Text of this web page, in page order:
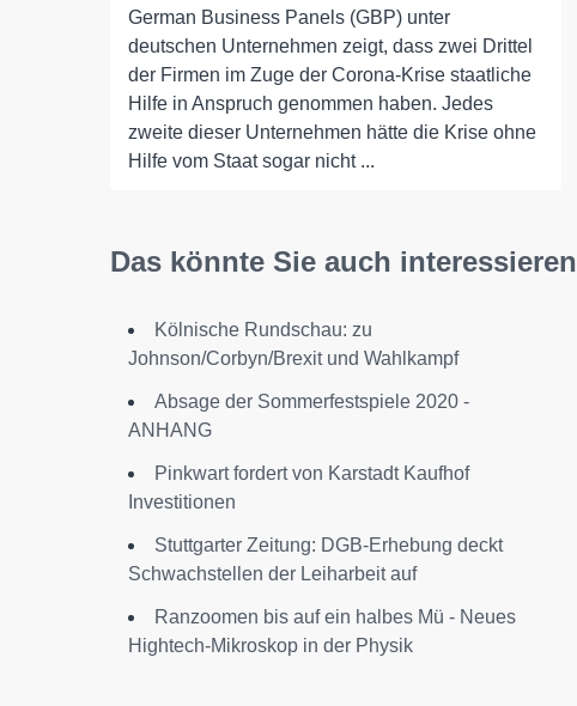
German Business Panels (GBP) unter
deutschen Unternehmen zeigt, dass zwei Drittel
der Firmen im Zuge der Corona-Krise staatliche
Hilfe in Anspruch genommen haben. Jedes
zweite dieser Unternehmen hätte die Krise ohne
Hilfe vom Staat sogar nicht ...
Das könnte Sie auch interessieren
Kölnische Rundschau: zu
Johnson/Corbyn/Brexit und Wahlkampf
Absage der Sommerfestspiele 2020 -
ANHANG
Pinkwart fordert von Karstadt Kaufhof
Investitionen
Stuttgarter Zeitung: DGB-Erhebung deckt
Schwachstellen der Leiharbeit auf
Ranzoomen bis auf ein halbes Mü - Neues
Hightech-Mikroskop in der Physik